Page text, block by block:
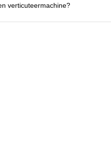
verticuteermachine?